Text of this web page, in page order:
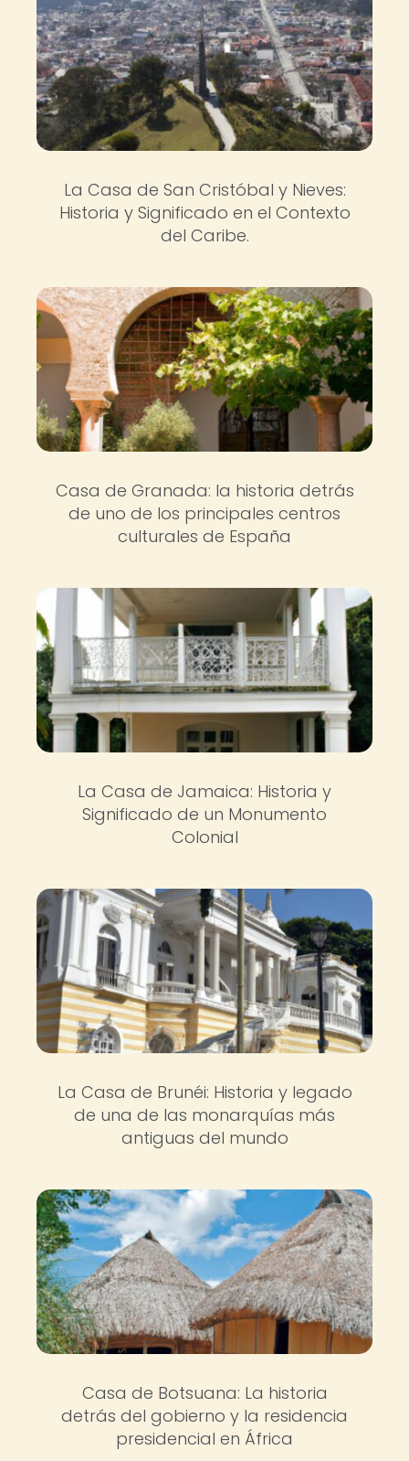
La Casa de San Cristóbal y Nieves:
Historia y Significado en el Contexto
del Caribe.
Casa de Granada: la historia detrás
de uno de los principales centros
culturales de España
La Casa de Jamaica: Historia y
Significado de un Monumento
Colonial
La Casa de Brunéi: Historia y legado
de una de las monarquías más
antiguas del mundo
Casa de Botsuana: La historia
detrás del gobierno y la residencia
presidencial en África